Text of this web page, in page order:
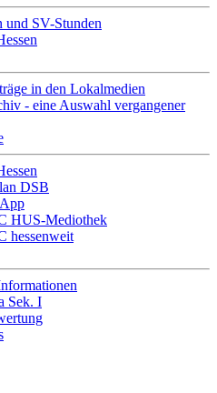
und SV-Stunden
in den Lokalmedien
- eine Auswahl vergangener
DSB
HUS-Mediothek
hessenweit
Sek. I